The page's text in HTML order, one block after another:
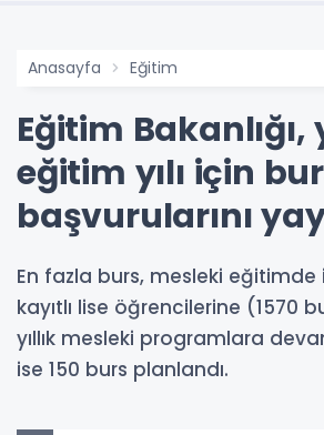
Anasayfa Eğitim
Eğitim Bakanlığı,
eğitim yılı için
başvurularını
En fazla burs, mesleki
kayıtlı lise öğrencilerine (1570
yıllık mesleki programlara
ise 150 burs planlandı.